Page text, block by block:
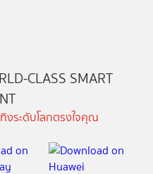
CLASS SMART
งระดับโลกตรงใจคุณ